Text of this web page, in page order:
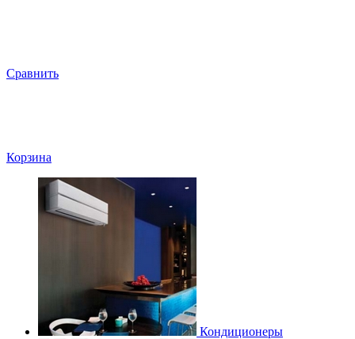
Сравнить
Корзина
Кондиционеры